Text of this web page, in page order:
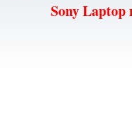
Sony